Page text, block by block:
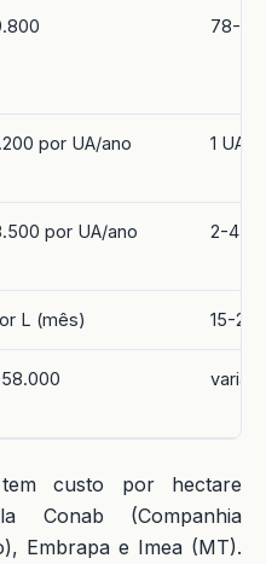
78-95
por UA/ano 1 UA/
por UA/ano 2-4
L (mês) 15-22
varia
custo por hectare
Conab (Companhia
Embrapa e Imea (MT).